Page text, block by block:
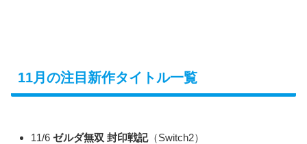
11月の注目新作タイトル一覧
11/6 ゼルダ無双 封印戦記（Switch2）